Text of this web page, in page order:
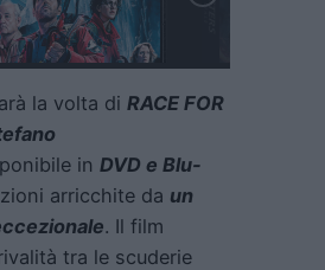
la volta di RACE FOR
in DVD e Blu-
arricchite da un
. Il film
tra le scuderie